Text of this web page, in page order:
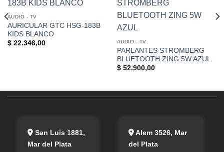
AUDIO - TV
AURICULAR GTC HSG-183B
KIDS BLANCO
$22.346,00 AUDIO - TV
PARLANTES STROMBERG
BLUETOOTH ZING 5W AZUL
$52.900,00
San Luis 1881,
Mar del Plata
Alem 3526, Mar
del Plata